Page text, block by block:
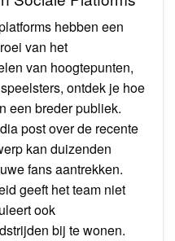
hebben een
van het
van hoogtepunten,
ontdek je hoe
een breder publiek.
post over de recente
kan duizenden
fans aantrekken.
geeft het team niet
ook
bij te wonen.